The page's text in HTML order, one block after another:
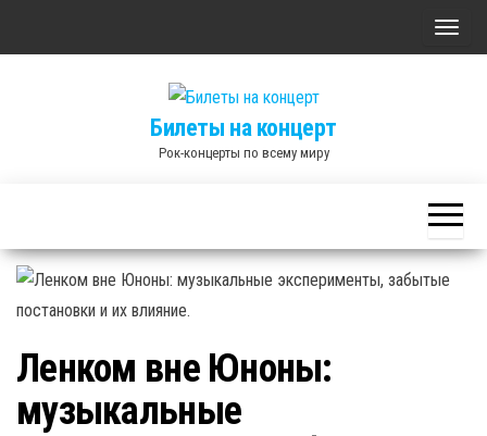
П
т
ь
/
Билеты на концерт
Рок-концерты по всему миру
Ленком вне Юноны:
музыкальные